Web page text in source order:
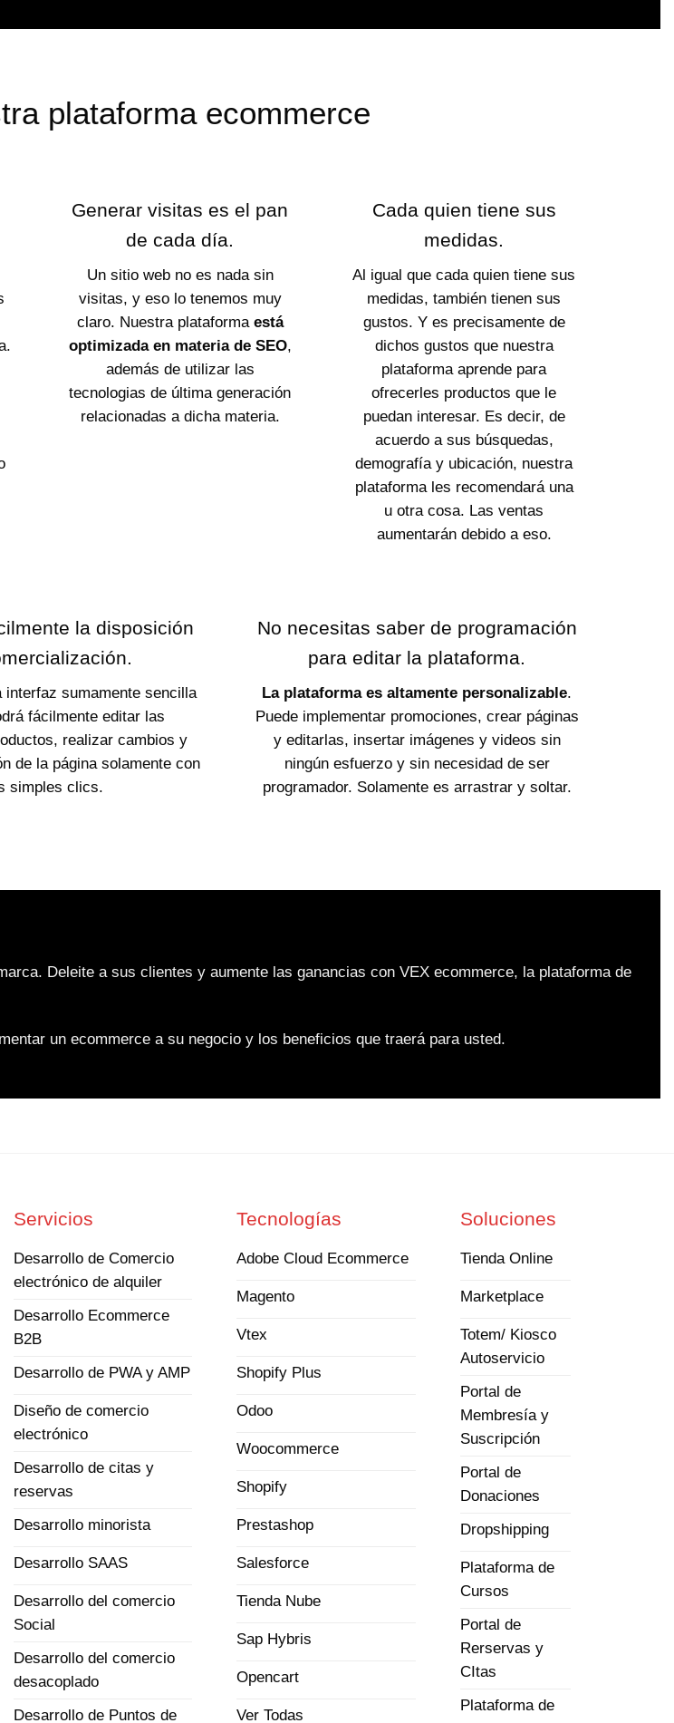
plataforma ecommerce
Generar visitas es el pan
de cada día.
Un sitio web no es nada sin
visitas, y eso lo tenemos muy
claro. Nuestra plataforma está
optimizada en materia de SEO,
además de utilizar las
tecnologias de última generación
relacionadas a dicha materia.
Cada quien tiene sus
medidas.
Al igual que cada quien tiene sus
medidas, también tienen sus
gustos. Y es precisamente de
dichos gustos que nuestra
plataforma aprende para
ofrecerles productos que le
puedan interesar. Es decir, de
acuerdo a sus búsquedas,
demografía y ubicación, nuestra
plataforma les recomendará una
u otra cosa. Las ventas
aumentarán debido a eso.
la disposición
interfaz sumamente sencilla
fácilmente editar las
realizar cambios y
de la página solamente con
simples clics.
No necesitas saber de programación
para editar la plataforma.
La plataforma es altamente personalizable.
Puede implementar promociones, crear páginas
y editarlas, insertar imágenes y videos sin
ningún esfuerzo y sin necesidad de ser
programador. Solamente es arrastrar y soltar.
Deleite a sus clientes y aumente las ganancias con VEX ecommerce, la plataforma de
un ecommerce a su negocio y los beneficios que traerá para usted.
Servicios
Desarrollo de Comercio
electrónico de alquiler
Desarrollo Ecommerce
B2B
Desarrollo de PWA y AMP
Diseño de comercio
electrónico
Desarrollo de citas y
reservas
Desarrollo minorista
Desarrollo SAAS
Desarrollo del comercio
Social
Desarrollo del comercio
desacoplado
Desarrollo de Puntos de
Tecnologías
Adobe Cloud Ecommerce
Magento
Vtex
Shopify Plus
Odoo
Woocommerce
Shopify
Prestashop
Salesforce
Tienda Nube
Sap Hybris
Opencart
Ver Todas
Soluciones
Tienda Online
Marketplace
Totem/ Kiosco
Autoservicio
Portal de
Membresía y
Suscripción
Portal de
Donaciones
Dropshipping
Plataforma de
Cursos
Portal de
Rerservas y
CItas
Plataforma de